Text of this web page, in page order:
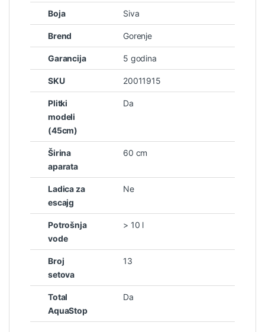
Boja Siva
Brend Gorenje
Garancija 5 godina
SKU 20011915
Plitki
modeli
(45cm)
Da
Širina
aparata
60 cm
Ladica za
escajg
Ne
Potrošnja
vode
> 10 l
Broj
setova
13
Total
AquaStop
Da